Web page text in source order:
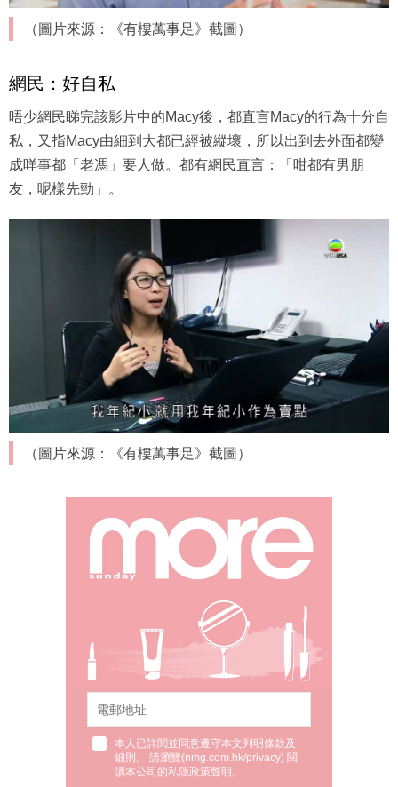
（圖片來源：《有樓萬事足》截圖）
網民：好自私
唔少網民睇完該影片中的Macy後，都直言Macy的行為十分自
私，又指Macy由細到大都已經被縱壞，所以出到去外面都變
成咩事都「老馮」要人做。都有網民直言：「咁都有男朋
友，呢樣先勁」。
（圖片來源：《有樓萬事足》截圖）
本人已詳閱並同意遵守本文列明條款及
細則。 請瀏覽(nmg.com.hk/privacy) 閱
讀本公司的私隱政策聲明。